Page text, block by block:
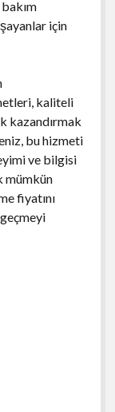
için
kaliteli
kazandırmak
bu hizmeti
ve bilgisi
mümkün
fiyatını